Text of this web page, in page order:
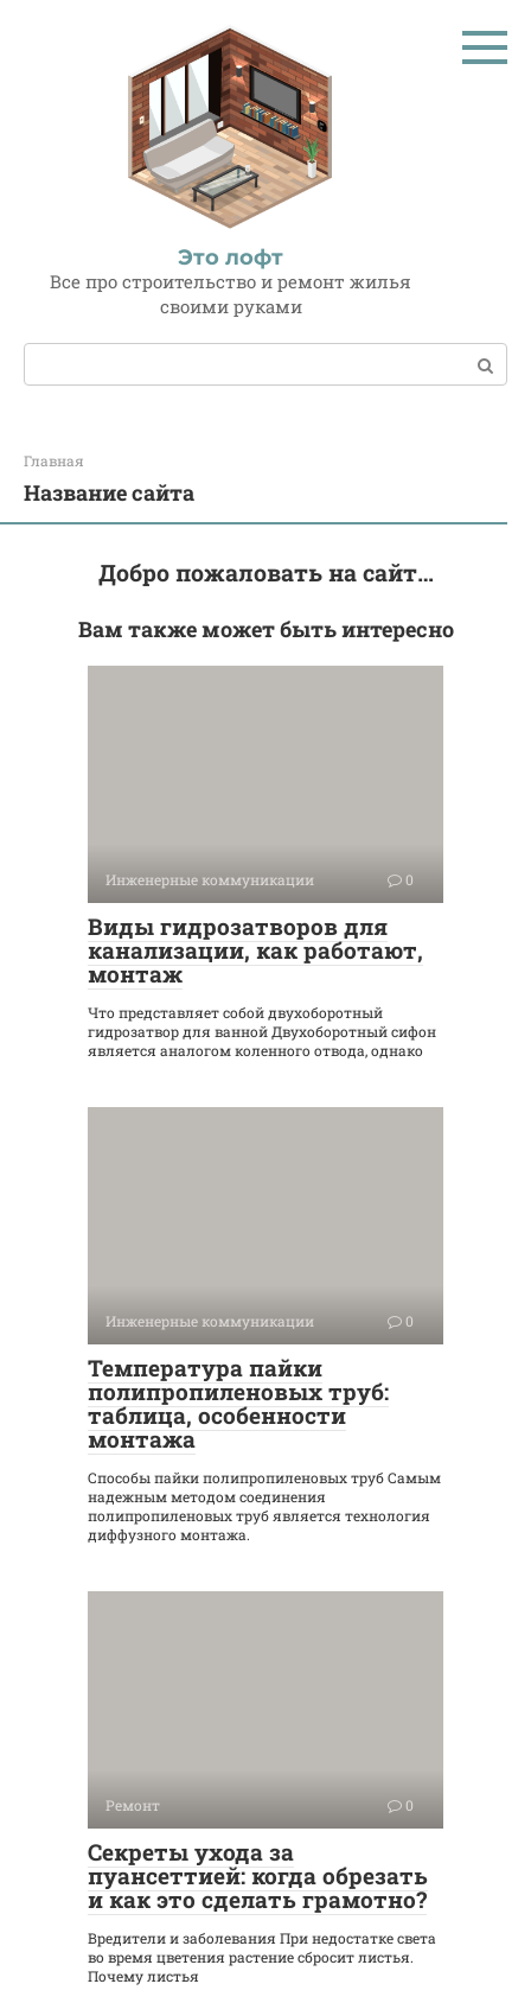
Это лофт
Все про строительство и ремонт жилья
своими руками
Поиск:
Главная
Название сайта
Добро пожаловать на сайт…
Вам также может быть интересно
Инженерные коммуникации 0
Виды гидрозатворов для
канализации, как работают,
монтаж
Что представляет собой двухоборотный
гидрозатвор для ванной Двухоборотный сифон
является аналогом коленного отвода, однако
Инженерные коммуникации 0
Температура пайки
полипропиленовых труб:
таблица, особенности
монтажа
Способы пайки полипропиленовых труб Самым
надежным методом соединения
полипропиленовых труб является технология
диффузного монтажа.
Ремонт 0
Секреты ухода за
пуансеттией: когда обрезать
и как это сделать грамотно?
Вредители и заболевания При недостатке света
во время цветения растение сбросит листья.
Почему листья